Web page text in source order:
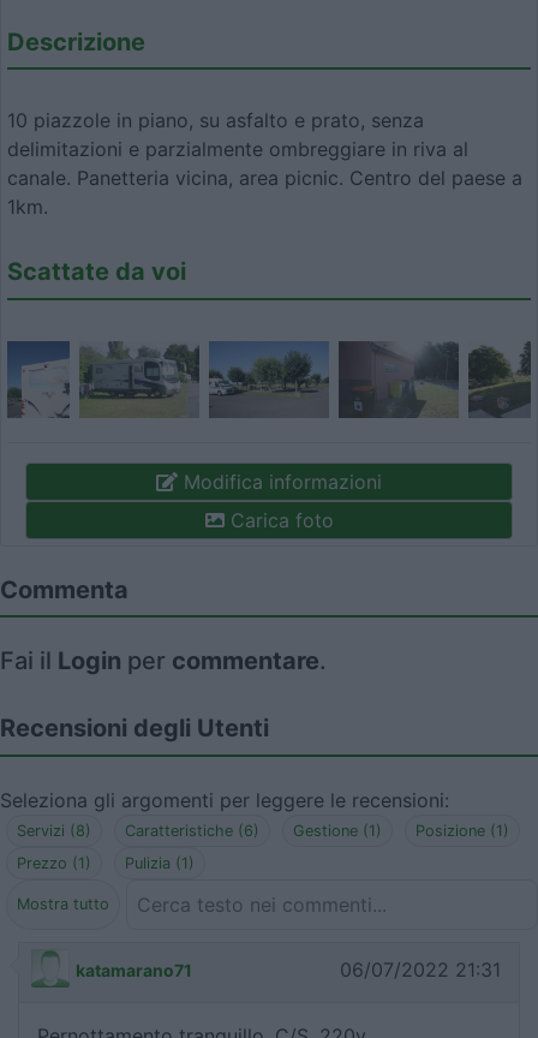
Descrizione
10 piazzole in piano, su asfalto e prato, senza
delimitazioni e parzialmente ombreggiare in riva al
canale. Panetteria vicina, area picnic. Centro del paese a
1km.
Scattate da voi
Modifica informazioni
Carica foto
Commenta
Fai il Login per commentare.
Recensioni degli Utenti
Seleziona gli argomenti per leggere le recensioni:
Servizi (8) Caratteristiche (6) Gestione (1)
Posizione (1)
Prezzo (1)
Pulizia (1)
Mostra tutto
katamarano71 06/07/2022 21:31